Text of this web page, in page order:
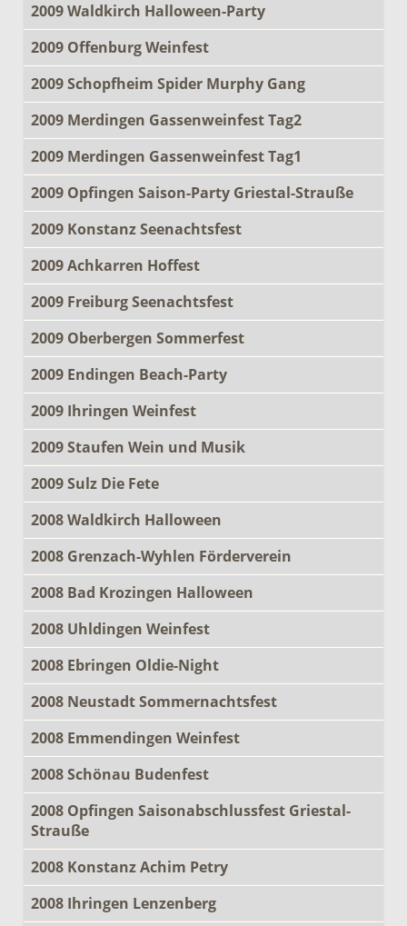
2009 Waldkirch Halloween-Party
2009 Offenburg Weinfest
2009 Schopfheim Spider Murphy Gang
2009 Merdingen Gassenweinfest Tag2
2009 Merdingen Gassenweinfest Tag1
2009 Opfingen Saison-Party Griestal-Strauße
2009 Konstanz Seenachtsfest
2009 Achkarren Hoffest
2009 Freiburg Seenachtsfest
2009 Oberbergen Sommerfest
2009 Endingen Beach-Party
2009 Ihringen Weinfest
2009 Staufen Wein und Musik
2009 Sulz Die Fete
2008 Waldkirch Halloween
2008 Grenzach-Wyhlen Förderverein
2008 Bad Krozingen Halloween
2008 Uhldingen Weinfest
2008 Ebringen Oldie-Night
2008 Neustadt Sommernachtsfest
2008 Emmendingen Weinfest
2008 Schönau Budenfest
2008 Opfingen Saisonabschlussfest Griestal-
Strauße
2008 Konstanz Achim Petry
2008 Ihringen Lenzenberg